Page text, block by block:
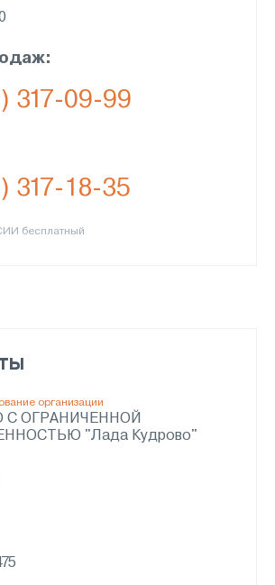
317-09-99
317-18-35
бесплатный
организации
ОГРАНИЧЕННОЙ
"Лада Кудрово"